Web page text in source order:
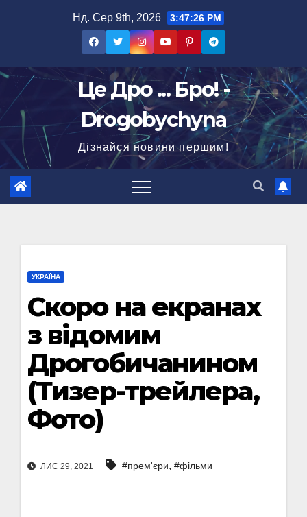
Нд. Сер 9th, 2026 3:47:27 PM
Це Дро ... Бро! -
Drogobychyna
Дізнайся новини першим!
УКРАЇНА
Скоро на екранах
з відомим
Дрогобичанином
(Тизер-трейлера,
Фото)
ЛИС 29, 2021 #прем'єри, #фільми